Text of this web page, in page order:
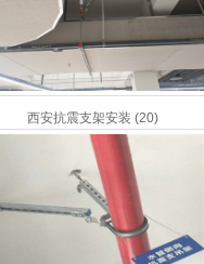
西安抗震支架安装 (20)